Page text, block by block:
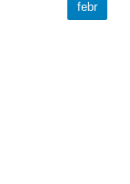
febr